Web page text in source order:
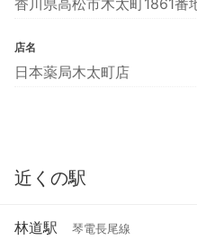
店名
日本薬局木太町店
近くの駅
林道駅 琴電長尾線